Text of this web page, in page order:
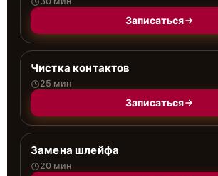
Записаться
Чистка контактов
25 мин
Записаться
Замена шлейфа
20 мин